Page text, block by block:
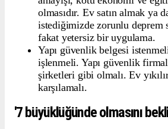
olmasıdır. Ev satın almak ya
istediğimizde zorunlu deprem
fakat yetersiz bir uygulama.
Yapı güvenlik belgesi
işlenmeli. Yapı güvenlik
şirketleri gibi olmalı. Ev
karşılamalı.
'7 büyüklüğünde olmasını